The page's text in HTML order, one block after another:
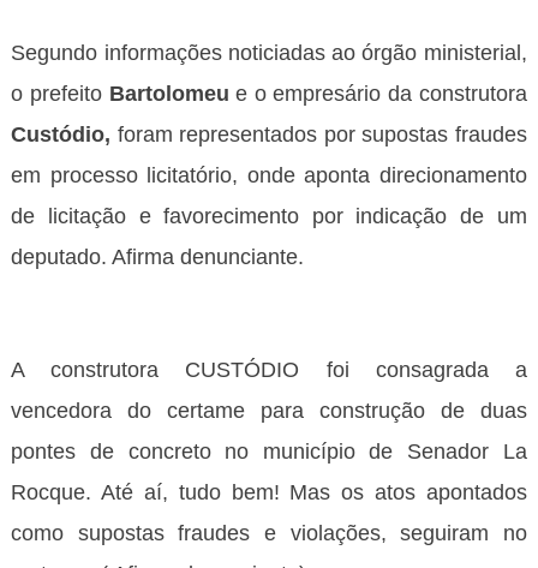
Segundo informações noticiadas ao órgão ministerial,
o prefeito Bartolomeu e o empresário da construtora
Custódio, foram representados por supostas fraudes
em processo licitatório, onde aponta direcionamento
de licitação e favorecimento por indicação de um
deputado. Afirma denunciante.
A construtora CUSTÓDIO foi consagrada a
vencedora do certame para construção de duas
pontes de concreto no município de Senador La
Rocque. Até aí, tudo bem! Mas os atos apontados
como supostas fraudes e violações, seguiram no